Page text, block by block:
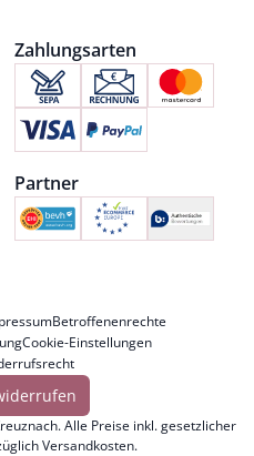
Zahlungsarten
Partner
Betroffenenrechte
Cookie-Einstellungen
Alle Preise inkl. gesetzlicher
Versandkosten.